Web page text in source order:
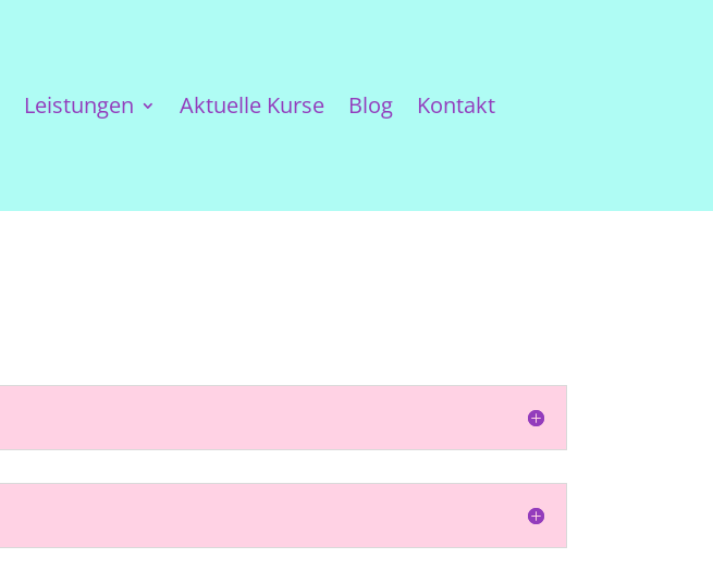
Leistungen Aktuelle Kurse Blog Kontakt